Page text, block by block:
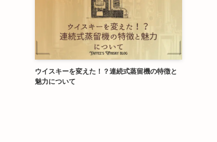
ウイスキーを変えた！？連続式蒸留機の特徴と
魅力について